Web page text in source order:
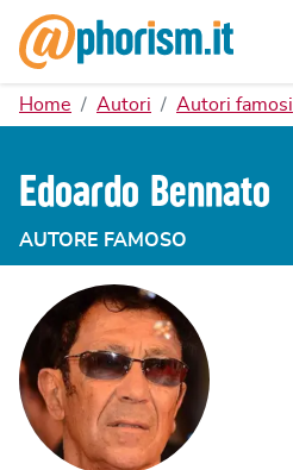
Home Autori Autori famosi
Edoardo Bennato
AUTORE FAMOSO